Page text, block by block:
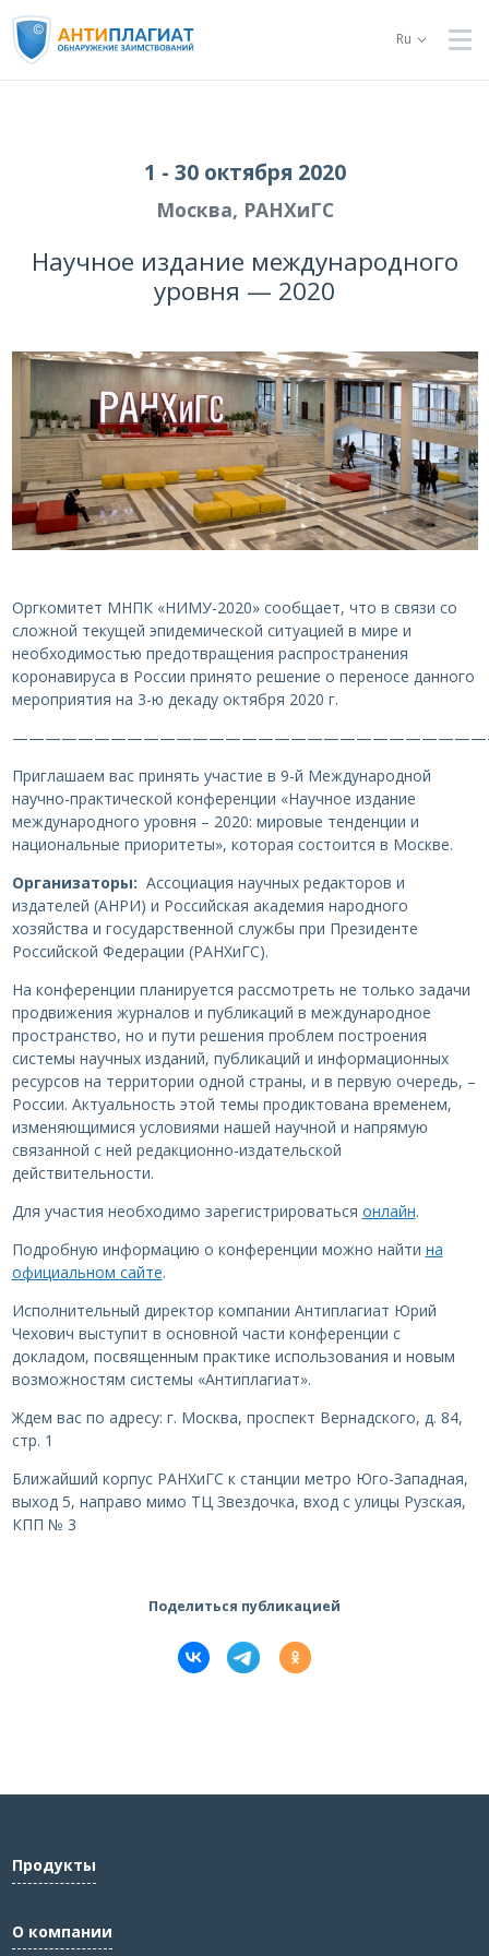
Ru
1 - 30 октября 2020
Москва, РАНХиГС
Научное издание международного
уровня — 2020
Оргкомитет МНПК «НИМУ-2020» сообщает, что в связи со
сложной текущей эпидемической ситуацией в мире и
необходимостью предотвращения распространения
коронавируса в России принято решение о переносе данного
мероприятия на 3-ю декаду октября 2020 г.
Приглашаем вас принять участие в 9-й Международной
научно-практической конференции «Научное издание
международного уровня – 2020: мировые тенденции и
национальные приоритеты», которая состоится в Москве.
Организаторы: Ассоциация научных редакторов и
издателей (АНРИ) и Российская академия народного
хозяйства и государственной службы при Президенте
Российской Федерации (РАНХиГС).
На конференции планируется рассмотреть не только задачи
продвижения журналов и публикаций в международное
пространство, но и пути решения проблем построения
системы научных изданий, публикаций и информационных
ресурсов на территории одной страны, и в первую очередь, –
России. Актуальность этой темы продиктована временем,
изменяющимися условиями нашей научной и напрямую
связанной с ней редакционно-издательской
действительности.
Для участия необходимо зарегистрироваться онлайн.
Подробную информацию о конференции можно найти на
официальном сайте.
Исполнительный директор компании Антиплагиат Юрий
Чехович выступит в основной части конференции с
докладом, посвященным практике использования и новым
возможностям системы «Антиплагиат».
Ждем вас по адресу: г. Москва, проспект Вернадского, д. 84,
стр. 1
Ближайший корпус РАНХиГС к станции метро Юго-Западная,
выход 5, направо мимо ТЦ Звездочка, вход с улицы Рузская,
КПП № 3
Поделиться публикацией
Продукты
О компании